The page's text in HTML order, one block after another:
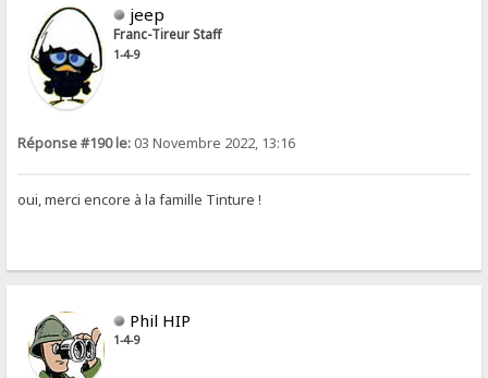
jeep
Franc-Tireur Staff
1-4-9
Réponse #190 le: 03 Novembre 2022, 13:16
oui, merci encore à la famille Tinture !
Phil HIP
1-4-9